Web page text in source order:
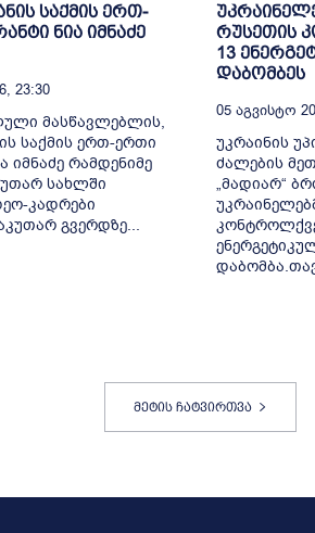
საქმის ერთ-
ნია იმნაძე
23:30
მასწავლებლის,
საქმის ერთ-ერთი
იმნაძე რამდენიმე
სახლში
კადრები
გვერდზე...
რუსეთის
13
დაბომბეს
05 Აგვისტო
უკრაინის
ძალების
„მადიარ“
მეტის ჩატვირთვა